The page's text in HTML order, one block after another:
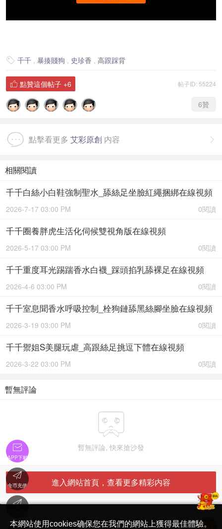
 千千 , 暴揍賤狗 , 史珍香 , 高跟踩背
帖子ID: 55224
 點贊這個帖子 +6
6贊

點擊看更多 艾彩原創 内容
相關閱讀
千千白絲小白鞋強制聖水_舔絲足坐臉紅繩捆綁在線視頻
0閱讀
2026-7-17 03:00 PM
千千圈養胖虎生活化伺候雙視角版在線視頻
0閱讀
2026-5-17 03:00 PM
千千重度耳光踢踹香水白襪_踩頭掐乳舔裸足在線視頻
0閱讀
2026-4-6 03:00 PM
千千室息聞香水呼吸控制_栓狗鏈舔黑絲腳坐臉在線視頻
0閱讀
2026-3-19 03:00 PM
千千禦姐S美腿玩虐_高跟絲足挑逗下體在線視頻
0閱讀
2026-3-22 03:00 PM
暫無評論

暫無評論, 快來搶沙發
進入網站首頁，查看更多精彩内容
'
简体中文版
本網站使用cookies确保您在我們的網站上獲得最佳體驗。

APP下載

金币充值
